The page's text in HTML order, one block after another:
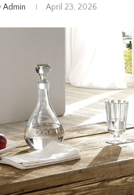
Admin April 23, 2026